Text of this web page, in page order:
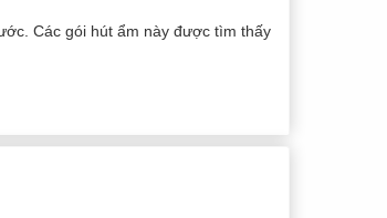
Các gói hút ẩm này được tìm thấy